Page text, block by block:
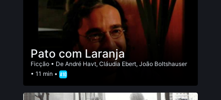
Pato com Laranja
Ficção • De André Havt, Cláudia Ebert, João Boltshauser
• 11 min •